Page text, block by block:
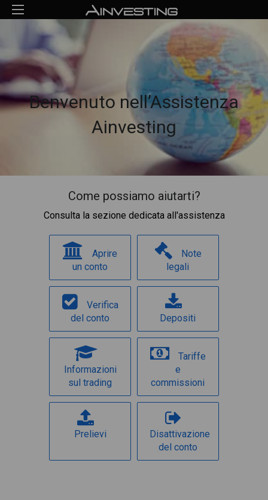
Benvenuto nell’Assistenza
Ainvesting
Come possiamo aiutarti?
Consulta la sezione dedicata all'assistenza
Aprire
un conto
Note
legali
Verifica
del conto
Depositi
Informazioni
sul trading
Tariffe
e
commissioni
Prelievi
Disattivazione
del conto